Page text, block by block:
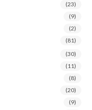
(23)
(9)
(2)
(81)
(30)
(11)
(8)
(20)
(9)